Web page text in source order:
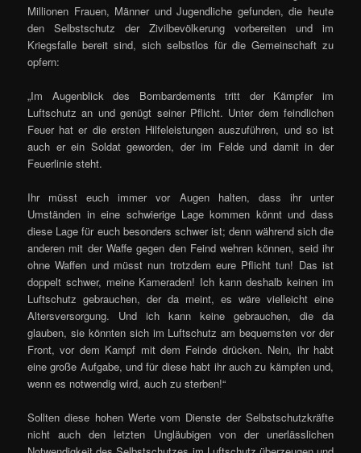
Millionen Frauen, Männer und Jugendliche gefunden, die heute
den Selbstschutz der Zivilbevölkerung vorbereiten und im
Kriegsfalle bereit sind, sich selbstlos für die Gemeinschaft zu
opfern:
„Im Augenblick des Bombardements tritt der Kämpfer im
Luftschutz an und genügt seiner Pflicht. Unter dem feindlichen
Feuer hat er die ersten Hilfeleistungen auszuführen, und so ist
auch er ein Soldat geworden, der im Felde und damit in der
Feuerlinie steht.
Ihr müsst euch immer vor Augen halten, dass ihr unter
Umständen in eine schwierige Lage kommen könnt und dass
diese Lage für euch besonders schwer ist; denn während sich die
anderen mit der Waffe gegen den Feind wehren können, seid ihr
ohne Waffen und müsst nun trotzdem eure Pflicht tun! Das ist
doppelt schwer, meine Kameraden! Ich kann deshalb keinen im
Luftschutz gebrauchen, der da meint, es wäre vielleicht eine
Altersversorgung. Und ich kann keine gebrauchen, die da
glauben, sie könnten sich im Luftschutz am bequemsten vor der
Front, vor dem Kampf mit dem Feinde drücken. Nein, ihr habt
eine große Aufgabe, und für diese habt ihr auch zu kämpfen und,
wenn es notwendig wird, auch zu sterben!“
Sollten diese hohen Werte vom Dienste der Selbstschutzkräfte
nicht auch den letzten Ungläubigen von der unerlässlichen